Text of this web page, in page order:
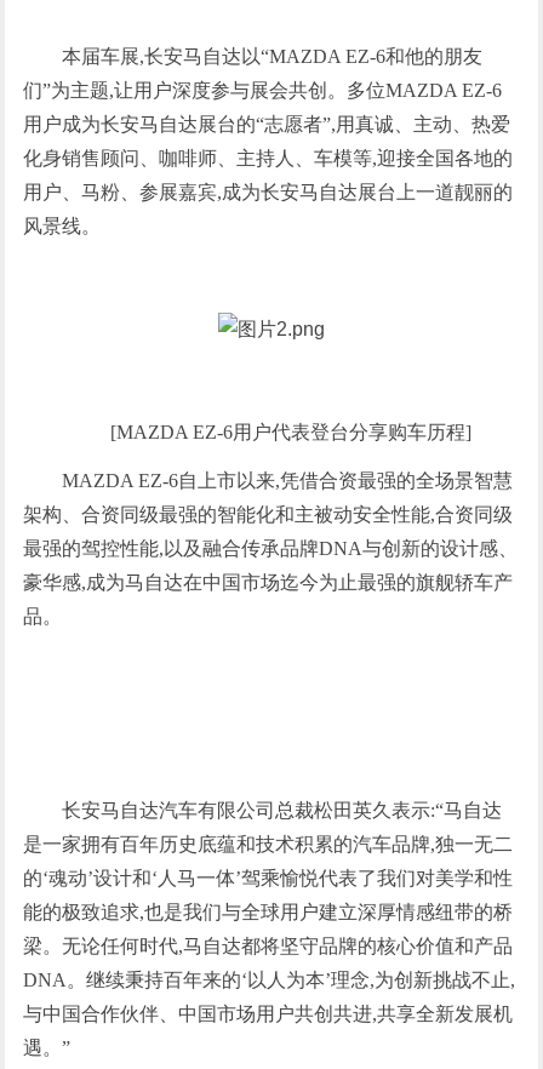
本届车展,长安马自达以“MAZDA EZ-6和他的朋友
们”为主题,让用户深度参与展会共创。多位MAZDA EZ-6
用户成为长安马自达展台的“志愿者”,用真诚、主动、热爱
化身销售顾问、咖啡师、主持人、车模等,迎接全国各地的
用户、马粉、参展嘉宾,成为长安马自达展台上一道靓丽的
风景线。
[MAZDA EZ-6用户代表登台分享购车历程]
MAZDA EZ-6自上市以来,凭借合资最强的全场景智慧
架构、合资同级最强的智能化和主被动安全性能,合资同级
最强的驾控性能,以及融合传承品牌DNA与创新的设计感、
豪华感,成为马自达在中国市场迄今为止最强的旗舰轿车产
品。
长安马自达汽车有限公司总裁松田英久表示:“马自达
是一家拥有百年历史底蕴和技术积累的汽车品牌,独一无二
的‘魂动’设计和‘人马一体’驾乘愉悦代表了我们对美学和性
能的极致追求,也是我们与全球用户建立深厚情感纽带的桥
梁。无论任何时代,马自达都将坚守品牌的核心价值和产品
DNA。继续秉持百年来的‘以人为本’理念,为创新挑战不止,
与中国合作伙伴、中国市场用户共创共进,共享全新发展机
遇。”